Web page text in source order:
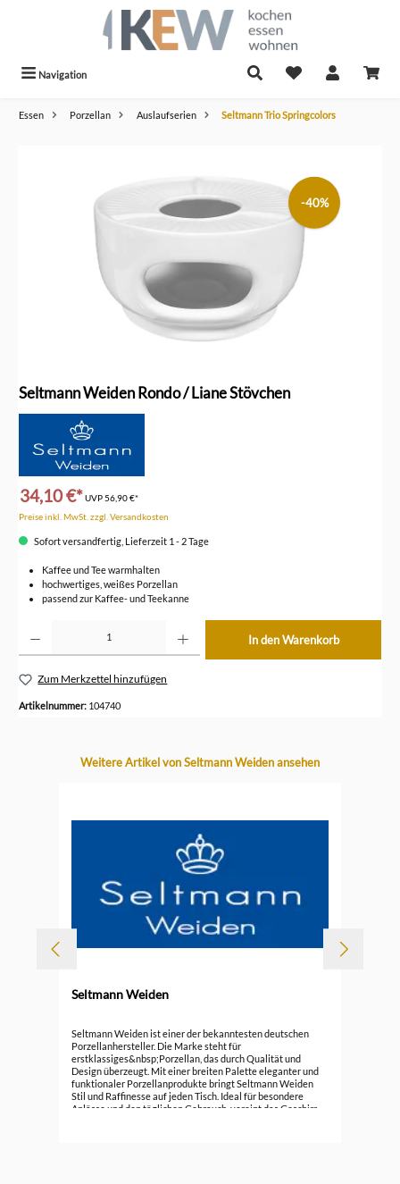
Navigation
Essen Porzellan Auslaufserien Seltmann Trio Springcolors
-40%
Seltmann Weiden Rondo / Liane Stövchen
34,10 €*UVP 56,90 €*
Preise inkl. MwSt. zzgl. Versandkosten
Sofort versandfertig, Lieferzeit 1 - 2 Tage
Kaffee und Tee warmhalten
hochwertiges, weißes Porzellan
passend zur Kaffee- und Teekanne
In den Warenkorb
Zum Merkzettel hinzufügen
Artikelnummer: 104740
Produktgalerie überspringen
Weitere Artikel von Seltmann Weiden ansehen
Seltmann Weiden
Seltmann Weiden ist einer der bekanntesten deutschen
Porzellanhersteller. Die Marke steht für
erstklassiges&nbsp;Porzellan, das durch Qualität und
Design überzeugt. Mit einer breiten Palette eleganter und
funktionaler Porzellanprodukte bringt Seltmann Weiden
Stil und Raffinesse auf jeden Tisch. Ideal für besondere
Anlässe und den täglichen Gebrauch, vereint das Geschirr